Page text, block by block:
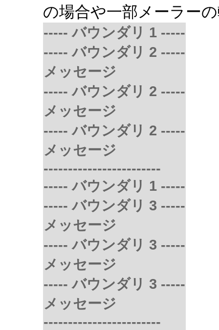
の場合や一部メーラー
----- バウンダリ 1 -----
----- バウンダリ 2 -----
メッセージ
----- バウンダリ 2 -----
メッセージ
----- バウンダリ 2 -----
メッセージ
------------------------
----- バウンダリ 1 -----
----- バウンダリ 3 -----
メッセージ
----- バウンダリ 3 -----
メッセージ
----- バウンダリ 3 -----
メッセージ
------------------------